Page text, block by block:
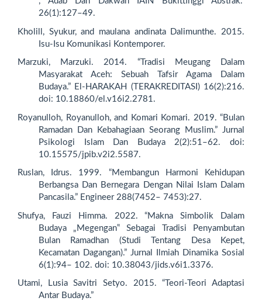
26(1):127–49.
Kholill, Syukur, and maulana andinata Dalimunthe. 2015.
Isu-Isu Komunikasi Kontemporer.
Marzuki, Marzuki. 2014. “Tradisi Meugang Dalam
Masyarakat Aceh: Sebuah Tafsir Agama Dalam
Budaya.” El-HARAKAH (TERAKREDITASI) 16(2):216.
doi: 10.18860/el.v16i2.2781.
Royanulloh, Royanulloh, and Komari Komari. 2019. “Bulan
Ramadan Dan Kebahagiaan Seorang Muslim.” Jurnal
Psikologi Islam Dan Budaya 2(2):51–62. doi:
10.15575/jpib.v2i2.5587.
Ruslan, Idrus. 1999. “Membangun Harmoni Kehidupan
Berbangsa Dan Bernegara Dengan Nilai Islam Dalam
Pancasila.” Engineer 288(7452– 7453):27.
Shufya, Fauzi Himma. 2022. “Makna Simbolik Dalam
Budaya „Megengan‟ Sebagai Tradisi Penyambutan
Bulan Ramadhan (Studi Tentang Desa Kepet,
Kecamatan Dagangan).” Jurnal Ilmiah Dinamika Sosial
6(1):94– 102. doi: 10.38043/jids.v6i1.3376.
Utami, Lusia Savitri Setyo. 2015. “Teori-Teori Adaptasi
Antar Budaya.”